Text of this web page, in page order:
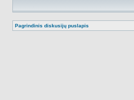
Pagrindinis diskusijų puslapis